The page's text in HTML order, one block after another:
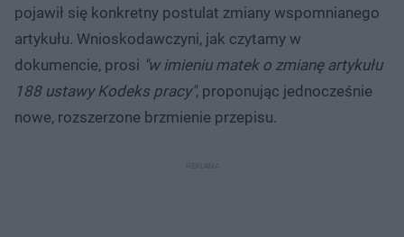
pojawił się konkretny postulat zmiany wspomnianego
artykułu. Wnioskodawczyni, jak czytamy w
dokumencie, prosi "w imieniu matek o zmianę artykułu
188 ustawy Kodeks pracy", proponując jednocześnie
nowe, rozszerzone brzmienie przepisu.